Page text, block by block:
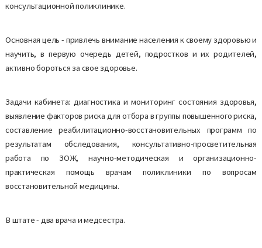
консультационной поликлинике.
Основная цель - привлечь внимание населения к своему здоровью и
научить, в первую очередь детей, подростков и их родителей,
активно бороться за свое здоровье.
Задачи кабинета: диагностика и мониторинг состояния здоровья,
выявление факторов риска для отбора в группы повышенного риска,
составление реабилитационно-восстановительных программ по
результатам обследования, консультативно-просветительная
работа по ЗОЖ, научно-методическая и организационно-
практическая помощь врачам поликлиники по вопросам
восстановительной медицины.
В штате - два врача и медсестра.